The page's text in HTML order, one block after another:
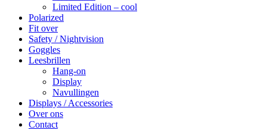
Limited Edition – cool
Polarized
Fit over
Safety / Nightvision
Goggles
Leesbrillen
Hang-on
Display
Navullingen
Displays / Accessories
Over ons
Contact